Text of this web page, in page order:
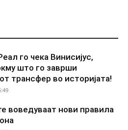
го чека Винисијус,
што го заврши
трансфер во историјата!
воведуваат нови правила